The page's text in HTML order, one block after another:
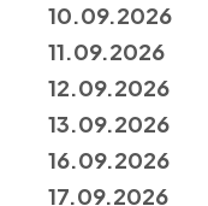
10.09.2026
11.09.2026
12.09.2026
13.09.2026
16.09.2026
17.09.2026